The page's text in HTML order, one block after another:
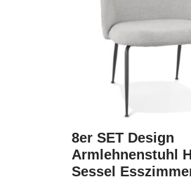
8er SET Design
Armlehnenstuhl
Sessel